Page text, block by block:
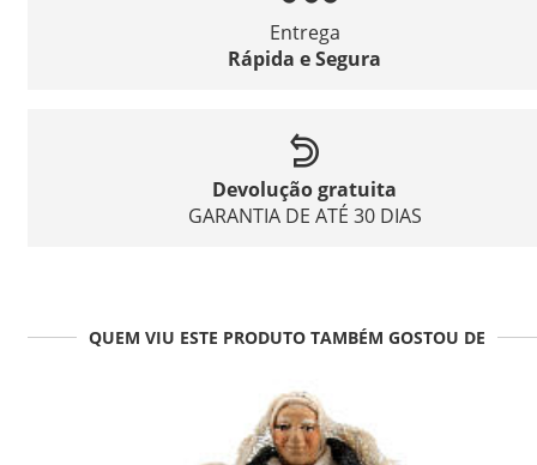
Entrega
Rápida e Segura
Devolução gratuita
GARANTIA DE ATÉ 30 DIAS
QUEM VIU ESTE PRODUTO TAMBÉM GOSTOU DE